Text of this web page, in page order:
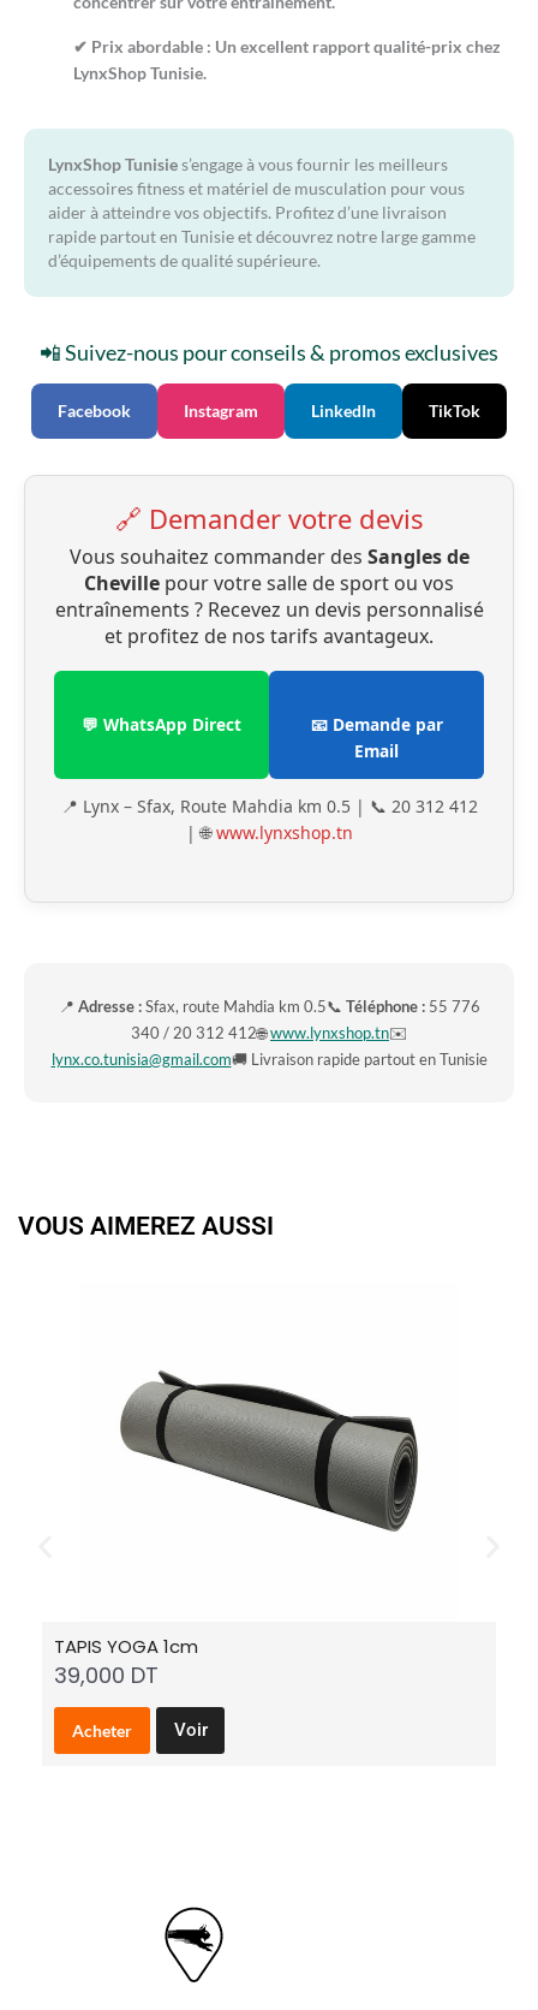
✔ Prix abordable : Un excellent rapport qualité-prix chez
LynxShop Tunisie.
LynxShop Tunisies’engage à vous fournir les meilleurs
accessoires fitness et matériel de musculation pour vous
aider à atteindre vos objectifs. Profitez d’une livraison
rapide partout en Tunisie et découvrez notre large gamme
d’équipements de qualité supérieure.
📲 Suivez-nous pour conseils & promos exclusives
Facebook Instagram LinkedIn TikTok
🔗 Demander votre devis
Vous souhaitez commander des Sangles de
Cheville pour votre salle de sport ou vos
entraînements ? Recevez un devis personnalisé
et profitez de nos tarifs avantageux.
💬 WhatsApp Direct
📧 Demande par
Email
📍 Lynx – Sfax, Route Mahdia km 0.5 | 📞 20 312 412
| 🌐www.lynxshop.tn
📍 Adresse :Sfax, route Mahdia km 0.5📞 Téléphone :55 776
340 / 20 312 412🌐www.lynxshop.tn✉️
lynx.co.tunisia@gmail.com🚚 Livraison rapide partout en Tunisie
VOUS AIMEREZ AUSSI
TAPIS YOGA 1cm
39,000 DT
Acheter Voir